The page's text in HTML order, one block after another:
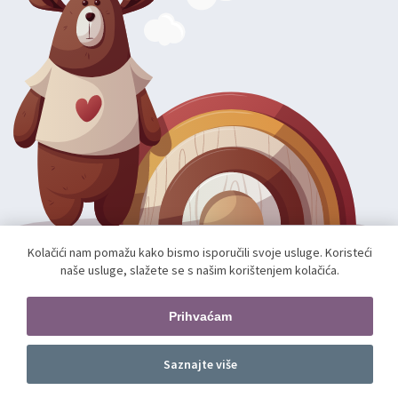
Dodajte u košaricu
Autorska prava; 2026 mae.hr. Sva prava pridržana.
Web shop izradio:unamente.agency
Pratite nas
Kolačići nam pomažu kako bismo isporučili svoje usluge. Koristeći
naše usluge, slažete se s našim korištenjem kolačića.
Prihvaćam
Saznajte više